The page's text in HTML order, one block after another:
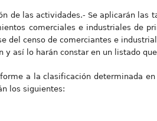
de las actividades.- Se aplicarán las
comerciales e industriales de
del censo de comerciantes e
y así lo harán constar en un listado
a la clasificación determinada
los siguientes: